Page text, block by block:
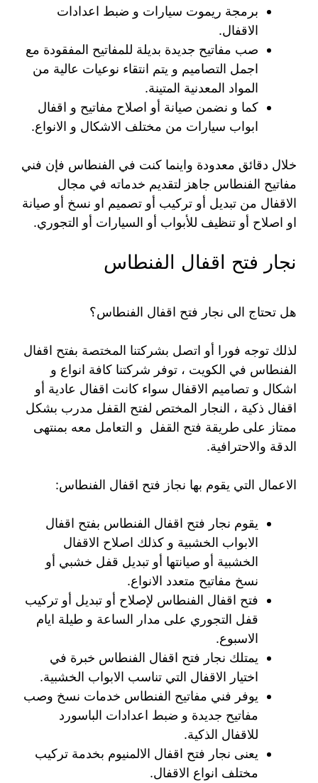
برمجة ريموت سيارات و ضبط اعدادات
الاقفال.
صب مفاتيح جديدة بديلة للمفاتيح المفقودة مع
اجمل التصاميم و يتم انتقاء نوعيات عالية من
المواد المعدنية المتينة.
كما و نضمن صيانة أو اصلاح مفاتيح و اقفال
ابواب سيارات من مختلف الاشكال و الانواع.
خلال دقائق معدودة واينما كنت في الفنطاس فإن فني
مفاتيح الفنطاس جاهز لتقديم خدماته في مجال
الاقفال من تبديل أو تركيب أو تصميم او نسخ أو صيانة
او اصلاح أو تنظيف للأبواب أو السيارات أو التجوري.
نجار فتح اقفال الفنطاس
هل تحتاج الى نجار فتح اقفال الفنطاس؟
لذلك توجه فورا أو اتصل بشركتنا المختصة بفتح اقفال
الفنطاس في الكويت ، توفر شركتنا كافة انواع و
اشكال و تصاميم الاقفال سواء كانت اقفال عادية أو
اقفال ذكية ، النجار المختص لفتح القفل مدرب بشكل
ممتاز على طريقة فتح القفل و التعامل معه بمنتهى
الدقة والاحترافية.
الاعمال التي يقوم بها نجاز فتح اقفال الفنطاس:
يقوم نجار فتح اقفال الفنطاس بفتح اقفال
الابواب الخشبية و كذلك اصلاح الاقفال
الخشبية أو صيانتها أو تبديل قفل خشبي أو
نسخ مفاتيح متعدد الانواع.
فتح اقفال الفنطاس لإصلاح أو تبديل أو تركيب
قفل التجوري على مدار الساعة و طيلة ايام
الاسبوع.
يمتلك نجار فتح اقفال الفنطاس خبرة في
اختيار الاقفال التي تناسب الابواب الخشبية.
يوفر فني مفاتيح الفنطاس خدمات نسخ وصب
مفاتيح جديدة و ضبط اعدادات الباسورد
للاقفال الذكية.
يعنى نجار فتح اقفال الالمنيوم بخدمة تركيب
مختلف انواع الاقفال.